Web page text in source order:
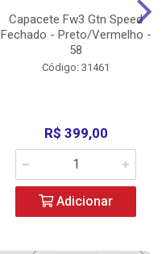
Capacete Fw3 Gtn Speed
Fechado - Preto/Vermelho -
58
Código: 31461
R$ 399,00
Adicionar